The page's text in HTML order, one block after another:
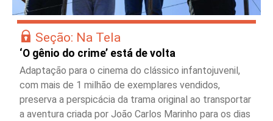
Seção: Na Tela
‘O gênio do crime’ está de volta
Adaptação para o cinema do clássico infantojuvenil,
com mais de 1 milhão de exemplares vendidos,
preserva a perspicácia da trama original ao transportar
a aventura criada por João Carlos Marinho para os dias